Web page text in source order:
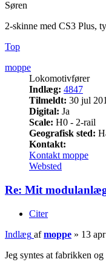
Søren
2-skinne med CS3 Plus,
Top
moppe
Lokomotivfører
Indlæg: 4847
Tilmeldt: 30 jul
Digital: Ja
Scale: H0 - 2-rail
Geografisk sted:
Kontakt:
Kontakt moppe
Websted
Re: Mit
Citer
Indlæg afmoppe » 13
Jeg syntes at fabrikken